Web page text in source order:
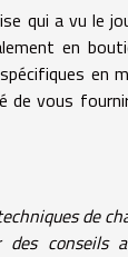
qui a vu le
en
en
vous
de
conseils